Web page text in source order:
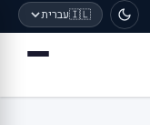
🇮🇱עברית